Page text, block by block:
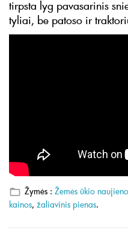
tirpsta lyg pavasarinis
tyliai, be patoso ir
Žymės : Žemės ūkio
kainos, žaliavinis pienas.